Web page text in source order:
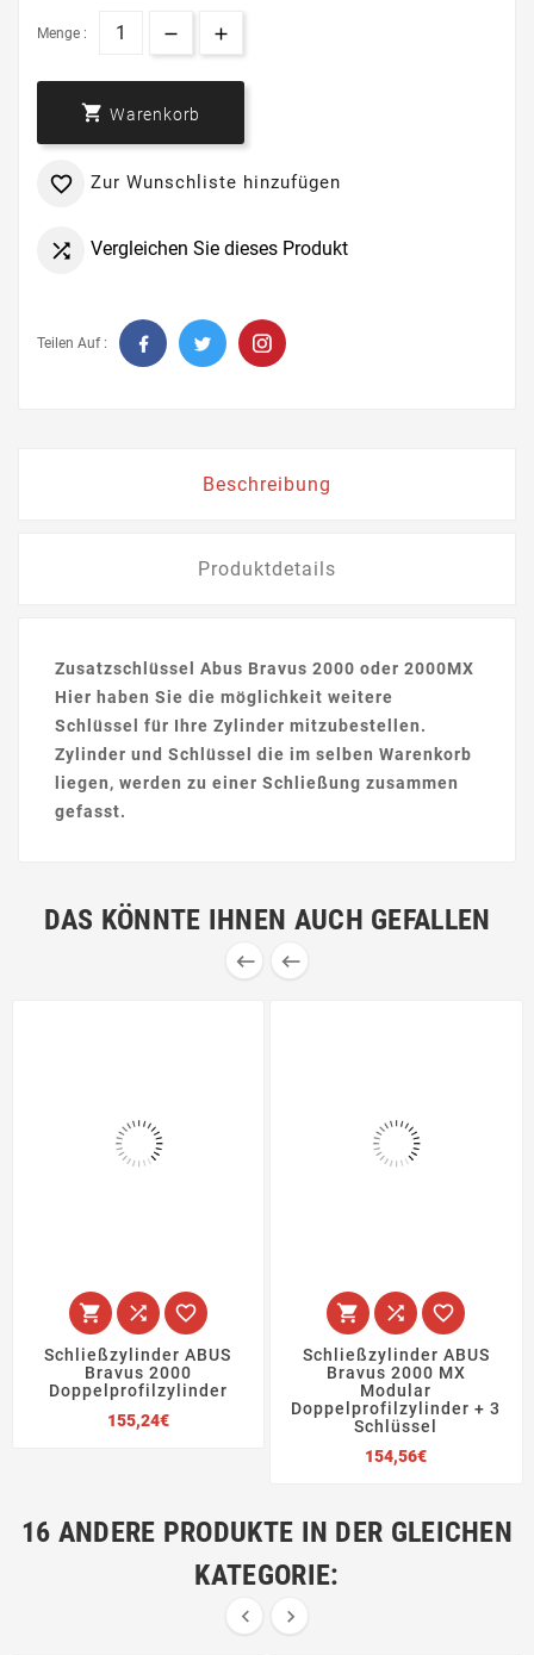
Menge :
 Warenkorb
 Zur Wunschliste hinzufügen
 Vergleichen Sie dieses Produkt
Teilen Auf :
Beschreibung
Produktdetails
Zusatzschlüssel Abus Bravus 2000 oder 2000MX
Hier haben Sie die möglichkeit weitere
Schlüssel für Ihre Zylinder mitzubestellen.
Zylinder und Schlüssel die im selben Warenkorb
liegen, werden zu einer Schließung zusammen
gefasst.
DAS KÖNNTE IHNEN AUCH GEFALLEN
 
  
Schließzylinder ABUS
Bravus 2000
Doppelprofilzylinder
155,24€Preis
  
Schließzylinder ABUS
Bravus 2000 MX
Modular
Doppelprofilzylinder + 3
Schlüssel
154,56€Preis
16 ANDERE PRODUKTE IN DER GLEICHEN
KATEGORIE:
 